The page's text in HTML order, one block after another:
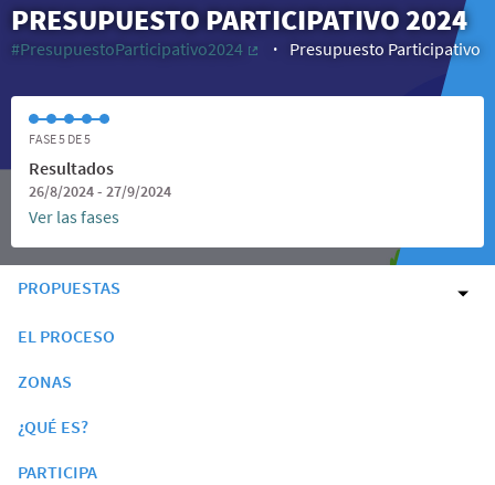
PRESUPUESTO PARTICIPATIVO 2024
#PresupuestoParticipativo2024
Presupuesto Participativo
FASE 5 DE 5
Resultados
26/8/2024 - 27/9/2024
Ver las fases
PROPUESTAS
EL PROCESO
ZONAS
¿QUÉ ES?
PARTICIPA